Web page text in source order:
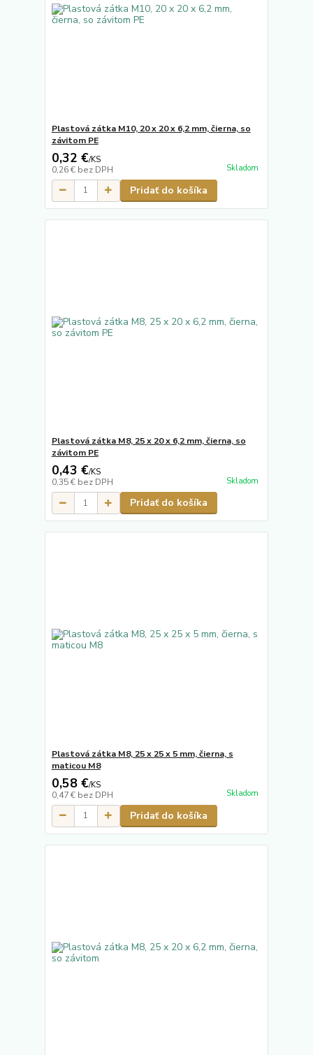
Plastová zátka M10, 20 x 20 x 6,2 mm, čierna, so
závitom PE
0,32 €/KS
0,26 € bez DPH Skladom
Pridať do košíka
Plastová zátka M8, 25 x 20 x 6,2 mm, čierna, so
závitom PE
0,43 €/KS
0,35 € bez DPH Skladom
Pridať do košíka
Plastová zátka M8, 25 x 25 x 5 mm, čierna, s
maticou M8
0,58 €/KS
0,47 € bez DPH Skladom
Pridať do košíka